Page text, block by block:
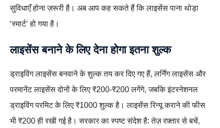
सुविधाएँ होना ज़रूरी है। अब आप कह सकते हैं कि लाइसेंस पाना थोड़ा
‘स्मार्ट’ हो गया है।
लाइसेंस बनाने के लिए देना होगा इतना शुल्क
ड्राइविंग लाइसेंस बनवाने के शुल्क तय कर दिए गए हैं, लर्निंग लाइसेंस और
परमानेंट लाइसेंस दोनों के लिए ₹200-₹200 लगेंगे, जबकि इंटरनेशनल
ड्राइविंग परमिट के लिए ₹1000 शुल्क है। लाइसेंस रिन्यू कराने की फीस
भी ₹200 ही रखी गई है। सरकार का स्पष्ट संदेश है: तेज़ रफ़्तार से बचें,